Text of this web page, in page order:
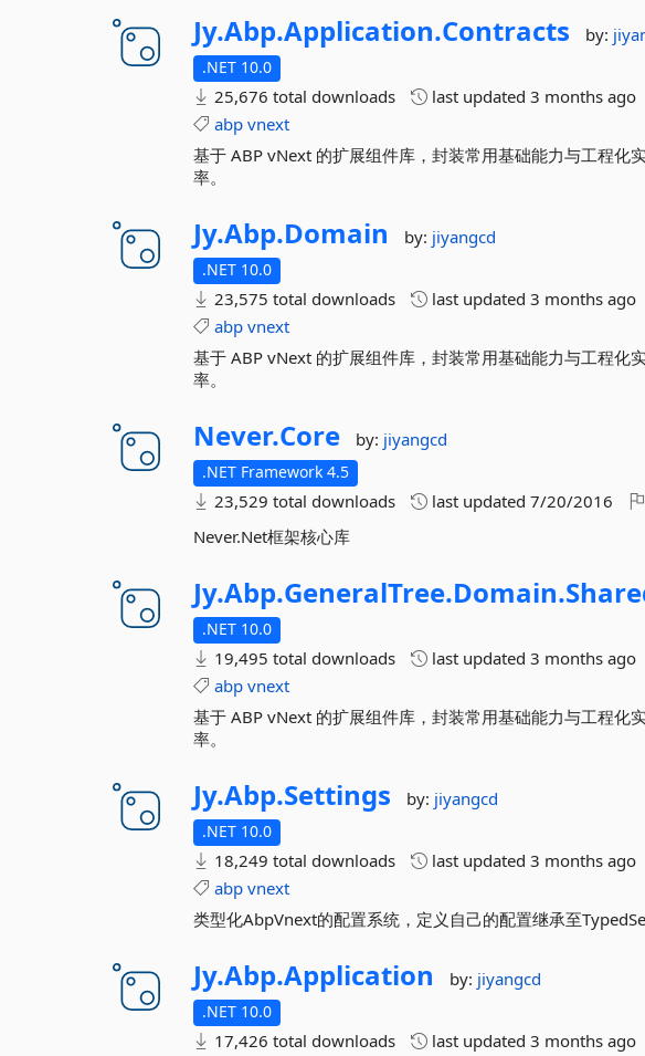
Jy.Abp.Application.Contracts by:
.NET 10.0
25,676 total downloads last updated3 months ago
abp vnext
基于 ABP vNext 的扩展组件库，封装常用基础能力与工程化
率。
Jy.Abp.Domain by: jiyangcd
.NET 10.0
23,575 total downloads last updated3 months ago
abp vnext
基于 ABP vNext 的扩展组件库，封装常用基础能力与工程化
率。
Never.Core by: jiyangcd
.NET Framework 4.5
23,529 total downloads last updated7/20/2016
Never.Net框架核心库
Jy.Abp.GeneralTree.Domain.
.NET 10.0
19,495 total downloads last updated3 months ago
abp vnext
基于 ABP vNext 的扩展组件库，封装常用基础能力与工程化
率。
Jy.Abp.Settings by: jiyangcd
.NET 10.0
18,249 total downloads last updated3 months ago
abp vnext
类型化AbpVnext的配置系统，定义自己的配置继承至
Jy.Abp.Application by: jiyangcd
.NET 10.0
17,426 total downloads last updated3 months ago